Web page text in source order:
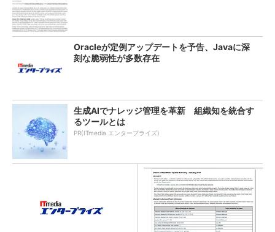
Oracleが定例アップデートを予告、Javaに深
刻な脆弱性が多数存在
生成AIでナレッジ管理を革新 組織知を統合す
るツールとは
PR(ITmedia エンタープライズ)